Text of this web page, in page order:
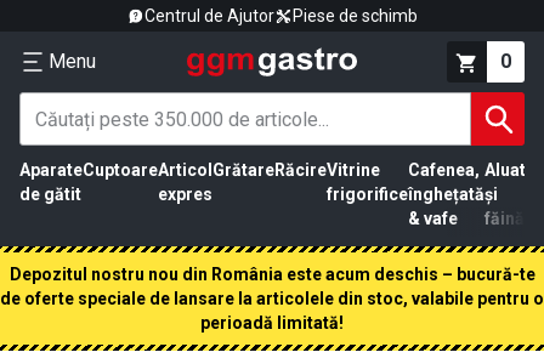
Centrul de Ajutor Piese de schimb
Menu 0
Aparate
de gătit
CuptoareArticol
expres
GrătareRăcireVitrine
frigorifice
Cafenea,
înghețată
& vafe
Aluat
și
făină
Depozitul nostru nou din România este acum deschis – bucură-te
de oferte speciale de lansare la articolele din stoc, valabile pentru o
perioadă limitată!